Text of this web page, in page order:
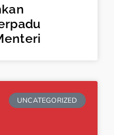
UNCATEGORIZED